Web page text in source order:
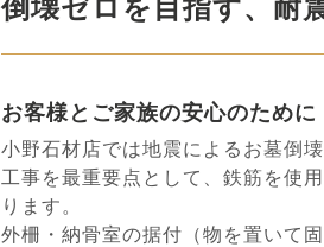
倒壊ゼロを⽬指す、 耐
お客様とご家族の安⼼のために
⼩野⽯材店では地震によるお墓倒
⼯事を最重要点として、鉄筋を使
ります。
外柵・納⾻室の据付（物を置いて